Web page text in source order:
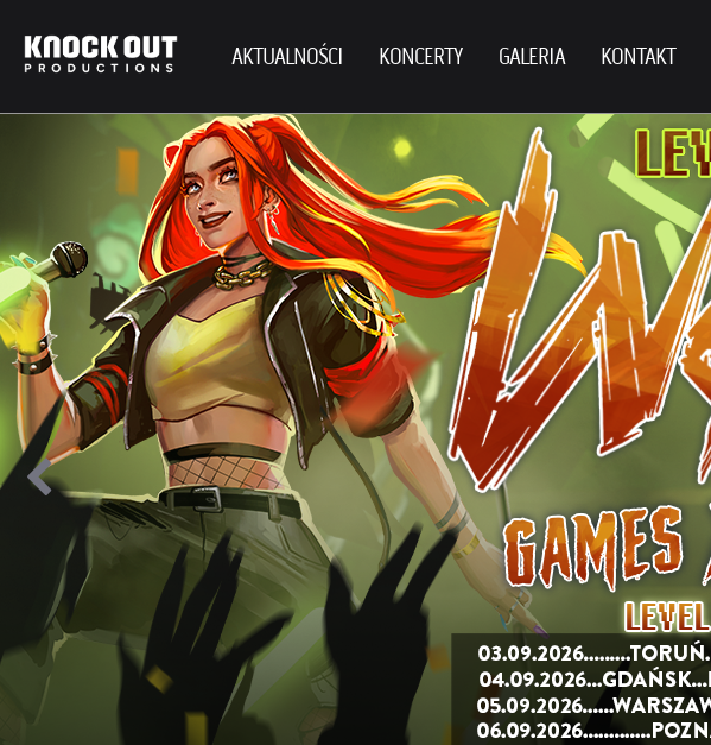
AKTUALNOŚCI KONCERTY GALERIA KONTAKT